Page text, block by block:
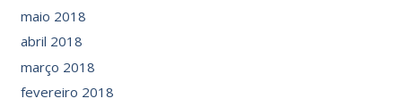
maio 2018
abril 2018
março 2018
fevereiro 2018